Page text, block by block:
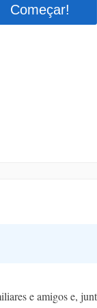
e amigos e,